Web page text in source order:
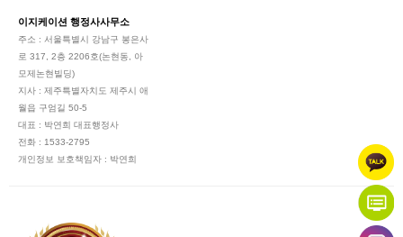
이지케이션 행정사사무소
주소 : 서울특별시 강남구 봉은사
로 317, 2층 2206호(논현동, 아
모제논현빌딩)
지사 : 제주특별자치도 제주시 애
월읍 구엄길 50-5
대표 : 박연희 대표행정사
전화 : 1533-2795
개인정보 보호책임자 : 박연희